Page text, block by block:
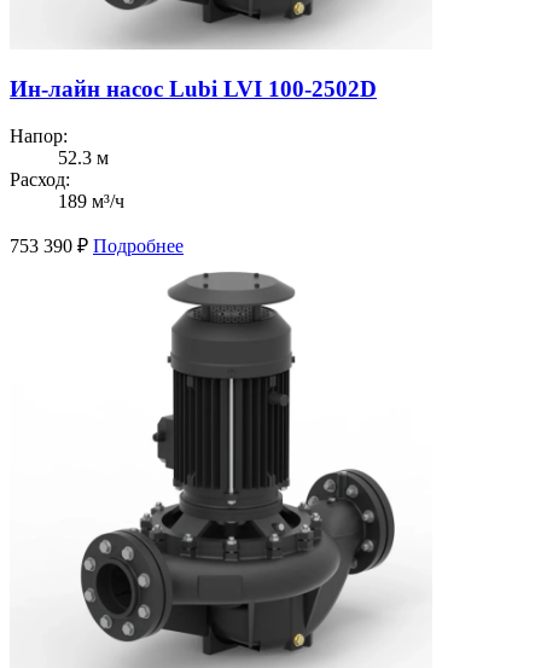
Ин-лайн насос Lubi LVI 100-2502D
Напор:
52.3 м
Расход:
189 м³/ч
753 390 ₽ Подробнее